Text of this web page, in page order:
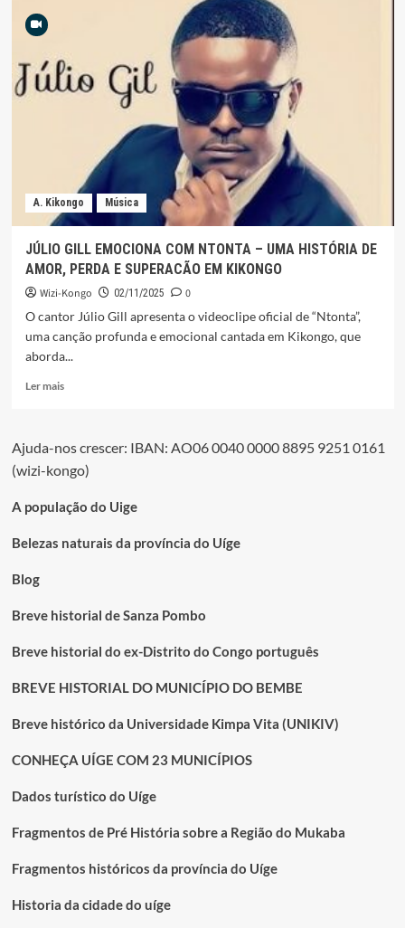
HORIZONTE
DE
MOTOR
DA
DIVERSIFICACÃO
ECONÓMICA
A. Kikongo Música
JÚLIO GILL EMOCIONA COM NTONTA – UMA HISTÓRIA DE
AMOR, PERDA E SUPERACÃO EM KIKONGO
Wizi-Kongo 02/11/2025
0
O cantor Júlio Gill apresenta o videoclipe oficial de “Ntonta”,
uma canção profunda e emocional cantada em Kikongo, que
aborda...
Ler maisLeia
GILL
EMOCIONA
NTONTA
UMA
E
EM
Ajuda-nos crescer: IBAN: AO06 0040 0000 8895 9251 0161
(wizi-kongo)
A população do Uige
Belezas naturais da província do Uíge
Blog
Breve historial de Sanza Pombo
Breve historial do ex-Distrito do Congo português
BREVE HISTORIAL DO MUNICÍPIO DO BEMBE
Breve histórico da Universidade Kimpa Vita (UNIKIV)
CONHEÇA UÍGE COM 23 MUNICÍPIOS
Dados turístico do Uíge
Fragmentos de Pré História sobre a Região do Mukaba
Fragmentos históricos da província do Uíge
Historia da cidade do uíge